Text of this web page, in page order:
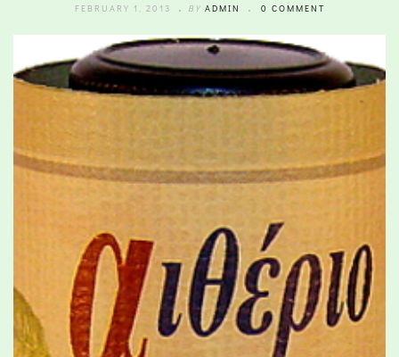
FEBRUARY 1, 2013 BY ADMIN 0 COMMENT